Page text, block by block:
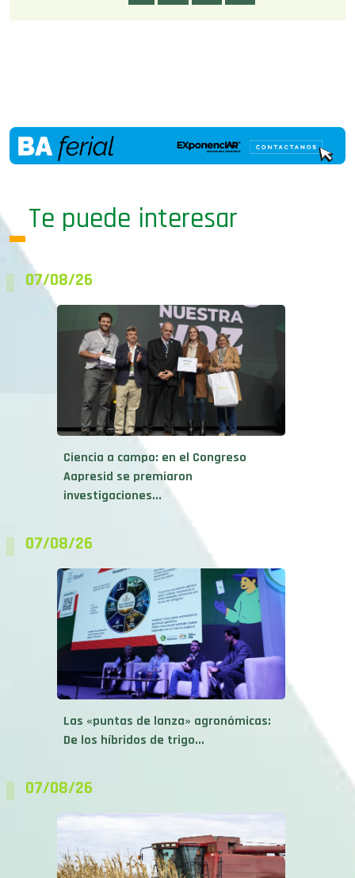
Te puede interesar
07/08/26
Ciencia a campo: en el Congreso
Aapresid se premiaron
investigaciones...
07/08/26
Las «puntas de lanza» agronómicas:
De los híbridos de trigo...
07/08/26